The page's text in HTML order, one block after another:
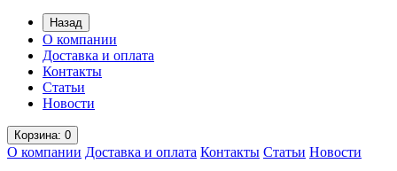
Назад
О компании
Доставка и оплата
Контакты
Статьи
Новости
Корзина: 0
О компании Доставка и оплата Контакты Статьи Новости